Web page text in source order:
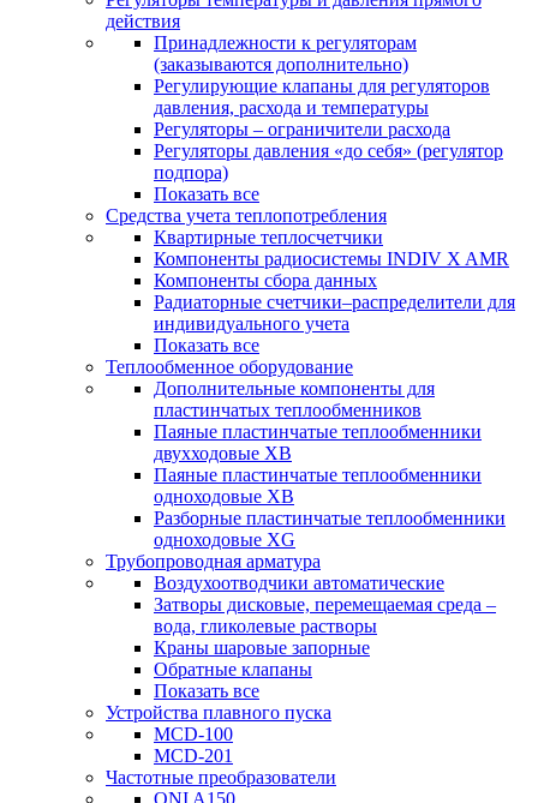
действия
Принадлежности к регуляторам
(заказываются дополнительно)
Регулирующие клапаны для регуляторов
давления, расхода и температуры
Регуляторы – ограничители расхода
Регуляторы давления «до себя» (регулятор
подпора)
Показать все
Средства учета теплопотребления
Квартирные теплосчетчики
Компоненты радиосистемы INDIV X AMR
Компоненты сбора данных
Радиаторные счетчики–распределители для
индивидуального учета
Показать все
Теплообменное оборудование
Дополнительные компоненты для
пластинчатых теплообменников
Паяные пластинчатые теплообменники
двухходовые XB
Паяные пластинчатые теплообменники
одноходовые ХВ
Разборные пластинчатые теплообменники
одноходовые ХG
Трубопроводная арматура
Воздухоотводчики автоматические
Затворы дисковые, перемещаемая среда –
вода, гликолевые растворы
Краны шаровые запорные
Обратные клапаны
Показать все
Устройства плавного пуска
MCD-100
MCD-201
Частотные преобразователи
ONI A150